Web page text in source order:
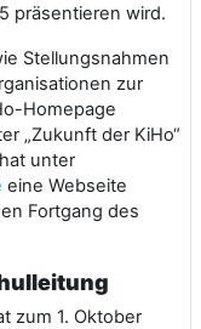
präsentieren wird.
Stellungsnahmen
zur
Homepage
„Zukunft der KiHo“
unter
eine Webseite
Fortgang des
zum 1. Oktober